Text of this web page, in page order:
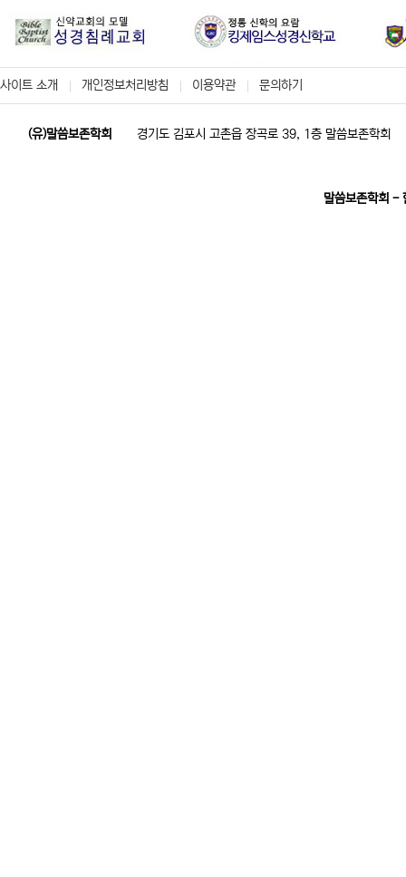
사이트 소개 개인정보처리방침 이용약관 문의하기
(유)말씀보존학회 경기도 김포시 고촌읍 장곡로 39, 1층 말씀보존학회
말씀보존학회 -